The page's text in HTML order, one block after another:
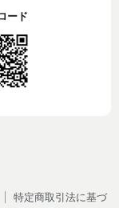
ード
特定商取引法に基づ